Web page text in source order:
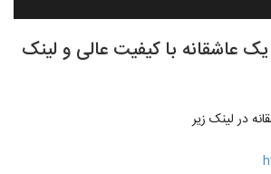
عاشقانه با کیفیت عالی و لینک
در لینک زیر